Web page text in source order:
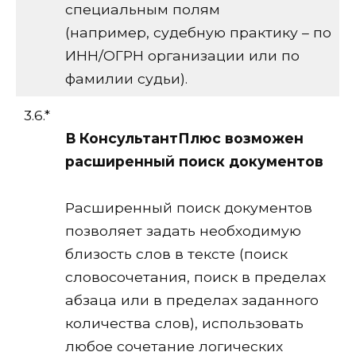
специальным полям
(например, судебную практику – по
ИНН/ОГРН организации или по
фамилии судьи).
3.6.*
В КонсультантПлюс возможен
расширенный поиск документов
Расширенный поиск документов
позволяет задать необходимую
близость слов в тексте (поиск
словосочетания, поиск в пределах
абзаца или в пределах заданного
количества слов), использовать
любое сочетание логических